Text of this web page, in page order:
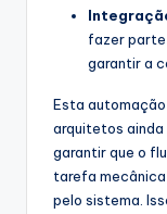
fazer parte
garantir a
Esta automação
arquitetos
garantir que o
tarefa
pelo sistema.